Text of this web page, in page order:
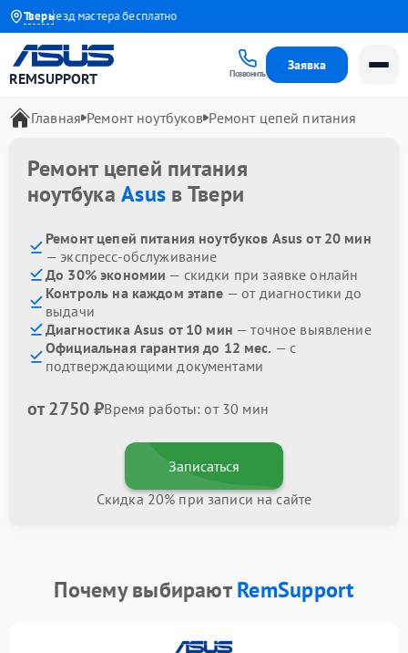
Тверь
Выезд мастера бесплатно
REMSUPPORT Позвонить
Заявка
Главная Ремонт ноутбуков Ремонт цепей питания
Ремонт цепей питания
ноутбукаAsus в Твери
Ремонт цепей питания ноутбуков Asus от 20 мин
— экспресс-обслуживание
До 30% экономии — скидки при заявке онлайн
Контроль на каждом этапе — от диагностики до
выдачи
Диагностика Asus от 10 мин — точное выявление
Официальная гарантия до 12 мес. — с
подтверждающими документами
от 2750 ₽Время работы: от 30 мин
Записаться
Скидка 20% при записи на сайте
Почему выбираютRemSupport